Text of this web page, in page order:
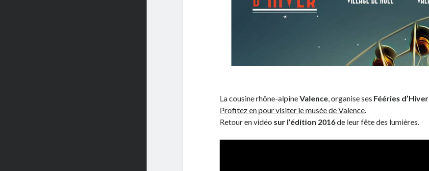
La cousine rhône-alpineValence, organise ses Fééries d’Hiver
Profitez en pour visiter le musée de Valence.
Retour en vidéo sur l’édition 2016de leur fête des lumières.